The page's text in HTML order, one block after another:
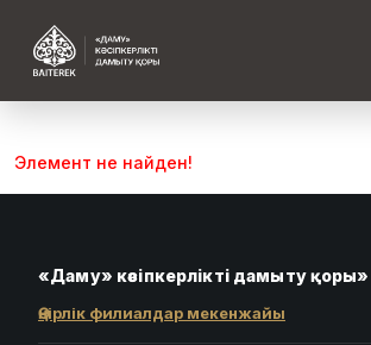
Элемент не найден!
«Даму» кәсіпкерлікті дамыту
Өңірлік филиалдар мекенжайы